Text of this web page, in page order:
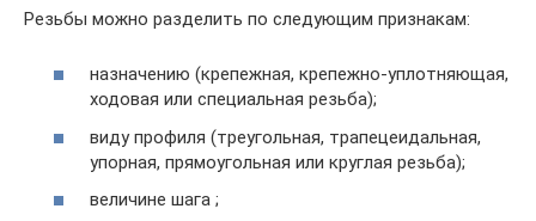
Резьбы можно разделить по следующим признакам:
назначению (крепежная, крепежно-уплотняющая,
ходовая или специальная резьба);
виду профиля (треугольная, трапецеидальная,
упорная, прямоугольная или круглая резьба);
величине шага ;